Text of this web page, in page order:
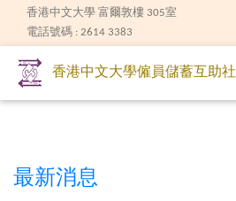
香港中文大學 富爾敦樓 305室
電話號碼 : 2614 3383
香港中文大學僱員儲蓄互助社
最新消息